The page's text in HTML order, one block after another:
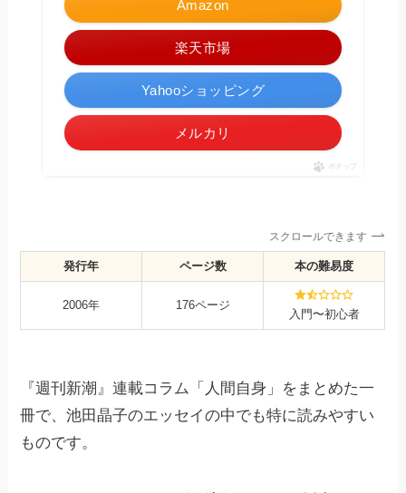
Amazon
楽天市場
Yahooショッピング
メルカリ
ポチップ
スクロールできます
発行年 ページ数 本の難易度
2006年 176ページ
入門〜初心者
『週刊新潮』連載コラム「人間自身」をまとめた一
冊で、池田晶子のエッセイの中でも特に読みやすい
ものです。